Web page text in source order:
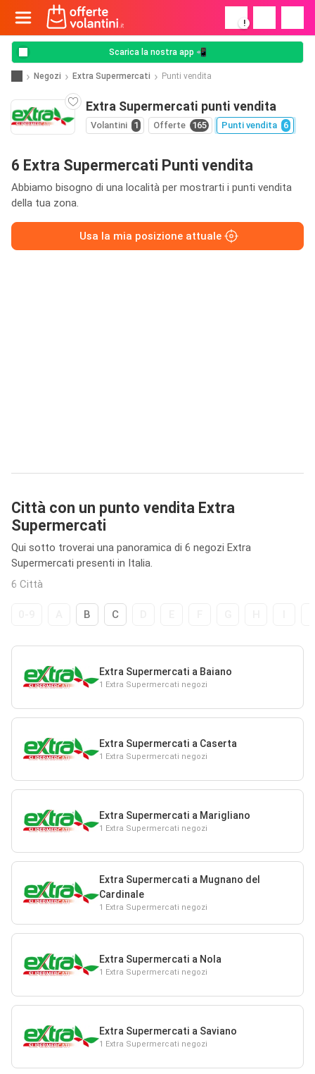
!
Scarica la nostra app 📲
Negozi Extra Supermercati Punti vendita
Extra Supermercati punti vendita
Volantini 1 Offerte 165 Punti vendita 6
6 Extra Supermercati Punti vendita
Abbiamo bisogno di una località per mostrarti i punti vendita
della tua zona.
Usa la mia posizione attuale
Città con un punto vendita Extra
Supermercati
Qui sotto troverai una panoramica di 6 negozi Extra
Supermercati presenti in Italia.
6 Città
B C
Extra Supermercati a Baiano
1 Extra Supermercati negozi
Extra Supermercati a Caserta
1 Extra Supermercati negozi
Extra Supermercati a Marigliano
1 Extra Supermercati negozi
Extra Supermercati a Mugnano del
Cardinale
1 Extra Supermercati negozi
Extra Supermercati a Nola
1 Extra Supermercati negozi
Extra Supermercati a Saviano
1 Extra Supermercati negozi